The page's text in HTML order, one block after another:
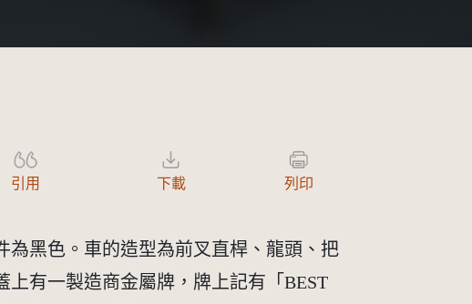
引用 下載 列印
黑色。車的造型為前叉直桿、龍頭、把
有一製造商金屬牌，牌上記有「BEST